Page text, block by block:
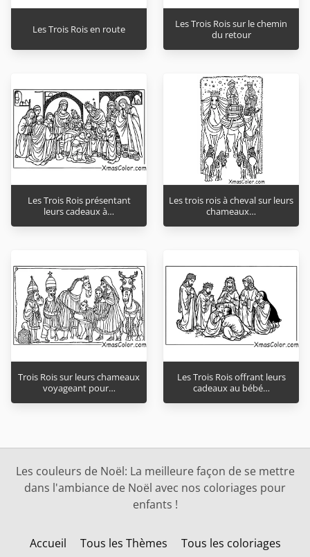
Les Trois Rois en route
Les Trois Rois sur le chemin
du retour
Les Trois Rois présentant
leurs cadeaux à…
Les trois rois à cheval sur leurs
chameaux…
Trois Rois sur leurs chameaux
voyageant pour…
Les Trois Rois offrant leurs
cadeaux au bébé…
Les couleurs de Noël: La meilleure façon de se mettre
dans l'ambiance de Noël avec nos coloriages pour
enfants !
Accueil Tous les Thèmes Tous les coloriages